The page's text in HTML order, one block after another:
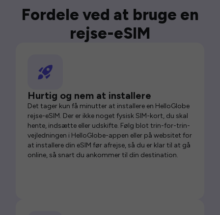
Fordele ved at bruge en
rejse-eSIM
Hurtig og nem at installere
Det tager kun få minutter at installere en HelloGlobe
rejse-eSIM. Der er ikke noget fysisk SIM-kort, du skal
hente, indsætte eller udskifte. Følg blot trin-for-trin-
vejledningen i HelloGlobe-appen eller på websitet for
at installere din eSIM før afrejse, så du er klar til at gå
online, så snart du ankommer til din destination.